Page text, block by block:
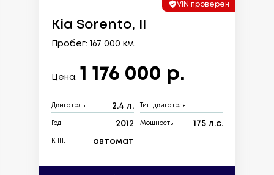
VIN проверен
Kia Sorento, II
Пробег: 167 000 км.
Цена: 1 176 000 р.
Двигатель: 2.4 л. Тип двигателя:
Год: 2012 Мощность: 175 л.с.
КПП: автомат